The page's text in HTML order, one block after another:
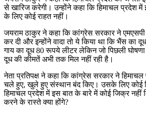
से खारिज करेगी। उन्होंने कहा कि हिमाचल प्रदेश में
के लिए कोई राहत नहीं।
जयराम ठाकुर ने कहा कि कांग्रेस सरकार ने
कर दी और इन्होंने वादा तो ये किया था कि भैंस का
गाय का दूध 80 रूपये लीटर लेकिन जो पिछली
दूध की कीमतें अभी तक मिल नहीं रही है।
नेता प्रतिपक्ष ने कहा कि कांग्रेस सरकार ने
चले हुए, खुले हुए संस्थान बंद किए। उसके लिए कोई
हिमाचल प्रदेश में इस बात के बारे में कोई जिक्र नहीं
करने के रास्ते क्या होंगे?